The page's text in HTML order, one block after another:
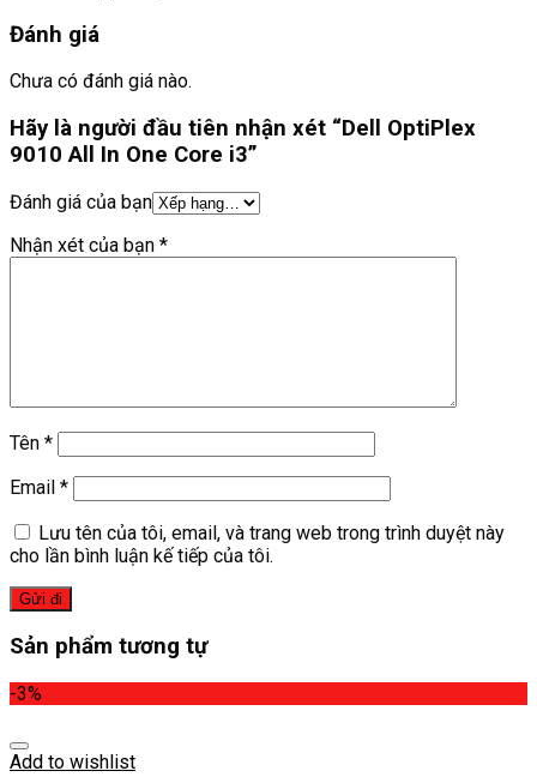
Đánh giá
Chưa có đánh giá nào.
Hãy là người đầu tiên nhận xét “Dell OptiPlex
9010 All In One Core i3”
Đánh giá của bạn
Nhận xét của bạn *
Tên *
Email *
Lưu tên của tôi, email, và trang web trong trình duyệt này
cho lần bình luận kế tiếp của tôi.
Sản phẩm tương tự
-3%
Add to wishlist